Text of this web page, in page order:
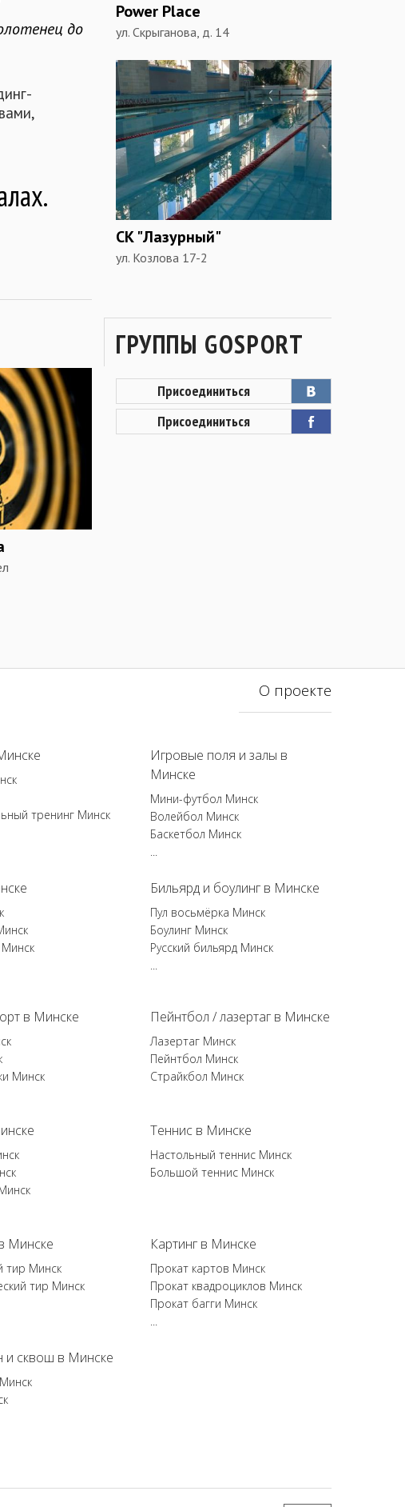
до
Power Place
ул. Скрыганова, д. 14
СК "Лазурный"
ул. Козлова 17-2
ГРУППЫ GOSPORT
Присоединиться
Присоединиться
О проекте
тренинг Минск
Игровые поля и залы в
Минске
Мини-футбол Минск
Волейбол Минск
Баскетбол Минск
...
Бильярд и боулинг в Минске
Пул восьмёрка Минск
Боулинг Минск
Русский бильярд Минск
...
в Минске
Минск
Пейнтбол / лазертаг в Минске
Лазертаг Минск
Пейнтбол Минск
Страйкбол Минск
Теннис в Минске
Настольный теннис Минск
Большой теннис Минск
Минске
тир Минск
тир Минск
Картинг в Минске
Прокат картов Минск
Прокат квадроциклов Минск
Прокат багги Минск
...
и сквош в Минске